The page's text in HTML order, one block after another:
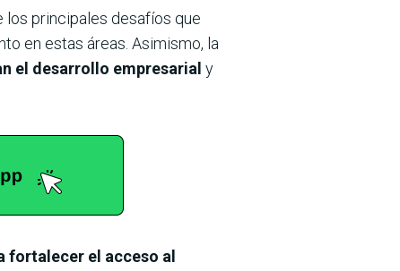
los principales desafíos que
en estas áreas. Asimismo, la
el desarrollo empresarial y
fortalecer el acceso al